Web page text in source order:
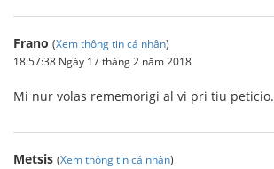
Frano (Xem thông tin cá nhân)
18:57:38 Ngày 17 tháng 2 năm 2018
Mi nur volas rememorigi al vi pri tiu peticio.
Metsis (Xem thông tin cá nhân)